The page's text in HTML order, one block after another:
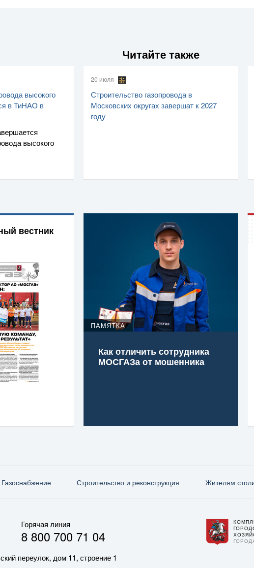
Читайте также
высокого
в ТиНАО в
высокого
20 июля
Строительство газопровода в
Московских округах завершат к 2027
году
вестник
ПАМЯТКА
Как отличить сотрудника
МОСГАЗа от мошенника
Газо­снабжение Строительство и реконструкция Жителям
Горячая линия
8 800 700 71 04
переулок, дом 11, строение 1